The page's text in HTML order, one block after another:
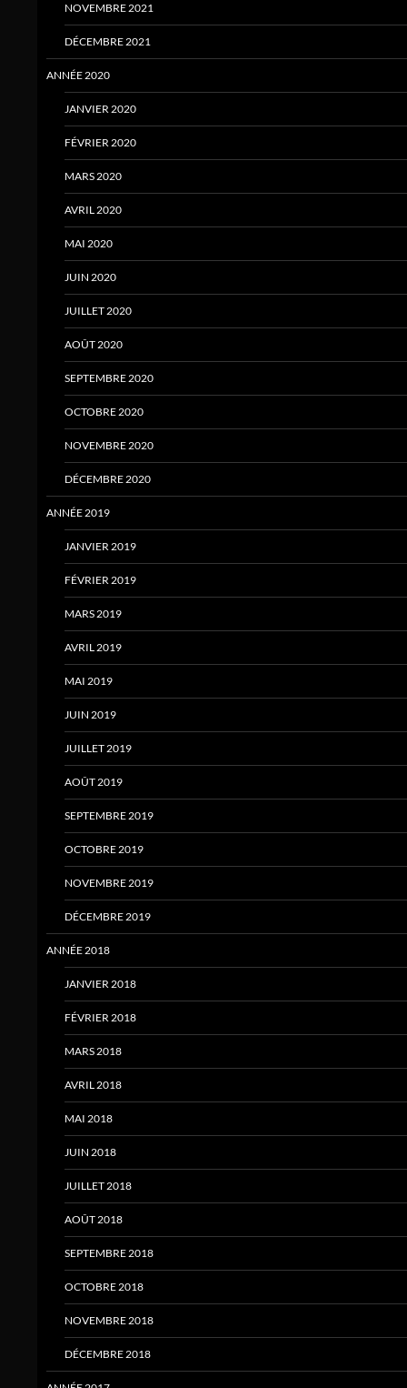
NOVEMBRE 2021
DÉCEMBRE 2021
ANNÉE 2020
JANVIER 2020
FÉVRIER 2020
MARS 2020
AVRIL 2020
MAI 2020
JUIN 2020
JUILLET 2020
AOÛT 2020
SEPTEMBRE 2020
OCTOBRE 2020
NOVEMBRE 2020
DÉCEMBRE 2020
ANNÉE 2019
JANVIER 2019
FÉVRIER 2019
MARS 2019
AVRIL 2019
MAI 2019
JUIN 2019
JUILLET 2019
AOÛT 2019
SEPTEMBRE 2019
OCTOBRE 2019
NOVEMBRE 2019
DÉCEMBRE 2019
ANNÉE 2018
JANVIER 2018
FÉVRIER 2018
MARS 2018
AVRIL 2018
MAI 2018
JUIN 2018
JUILLET 2018
AOÛT 2018
SEPTEMBRE 2018
OCTOBRE 2018
NOVEMBRE 2018
DÉCEMBRE 2018